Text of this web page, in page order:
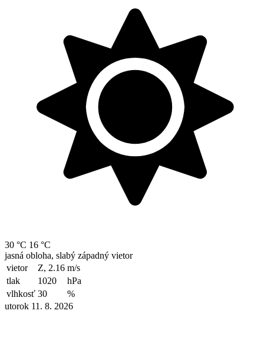
30 °C 16 °C
jasná obloha, slabý západný vietor
vietor
Z, 2.16 m/s
tlak
1020
hPa
vlhkosť 30
%
utorok 11. 8. 2026